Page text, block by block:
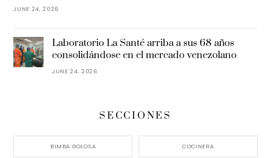
JUNE 24, 2026
Laboratorio La Santé arriba a sus 68 años
consolidándose en el mercado venezolano
JUNE 24, 2026
SECCIONES
BIMBA GOLOSA COCINERA